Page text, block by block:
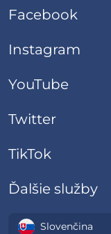
Facebook
Instagram
YouTube
Twitter
TikTok
Ďalšie služby
Slovenčina